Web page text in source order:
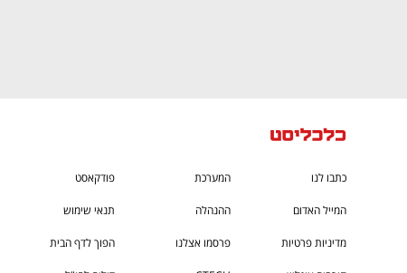
כתבו לנו המערכת פודקאסט
המייל האדום ההנהלה תנאי שימוש
מדיניות פרטיות פרסמו אצלנו הפוך לדף הבית